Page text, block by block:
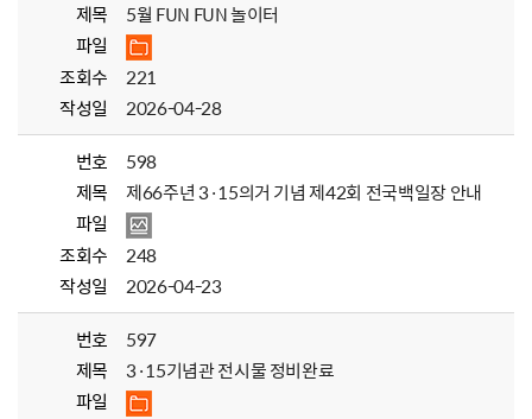
제목
5월 FUN FUN 놀이터
파일
조회수
221
작성일
2026-04-28
번호
598
제목
제66주년 3·15의거 기념 제42회 전국백일장 안내
파일
조회수
248
작성일
2026-04-23
번호
597
제목
3·15기념관 전시물 정비완료
파일